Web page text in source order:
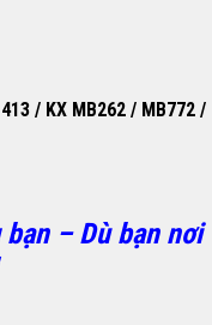
/ KX MB262 / MB772 /
– Dù bạn nơi